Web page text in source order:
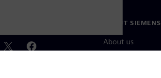
ABOUT SIEMENS
About us